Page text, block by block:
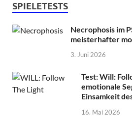
SPIELETESTS
Necrophosis im
meisterhafter
3. Juni 2026
Test: Will:
emotionale
Einsamkeit
16. Mai 2026